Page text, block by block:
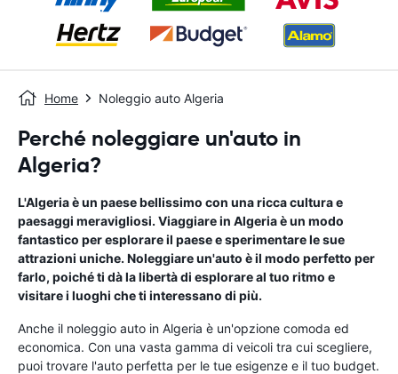
Home Noleggio auto Algeria
Perché noleggiare un'auto in
Algeria?
L'Algeria è un paese bellissimo con una ricca cultura e
paesaggi meravigliosi. Viaggiare in Algeria è un modo
fantastico per esplorare il paese e sperimentare le sue
attrazioni uniche. Noleggiare un'auto è il modo perfetto per
farlo, poiché ti dà la libertà di esplorare al tuo ritmo e
visitare i luoghi che ti interessano di più.
Anche il noleggio auto in Algeria è un'opzione comoda ed
economica. Con una vasta gamma di veicoli tra cui scegliere,
puoi trovare l'auto perfetta per le tue esigenze e il tuo budget.